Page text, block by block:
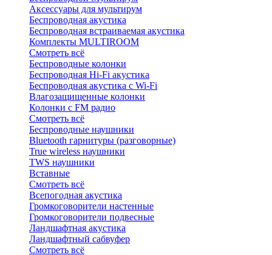
Аксессуары для мультирум
Беспроводная акустика
Беспроводная встраиваемая акустика
Комплекты MULTIROOM
Смотреть всё
Беспроводные колонки
Беспроводная Hi-Fi акустика
Беспроводная акустика с Wi-Fi
Влагозащищенные колонки
Колонки с FM радио
Смотреть всё
Беспроводные наушники
Bluetоoth гарнитуры (разговорные)
True wireless наушники
TWS наушники
Вставные
Смотреть всё
Всепогодная акустика
Громкоговорители настенные
Громкоговорители подвесные
Ландшафтная акустика
Ландшафтный сабвуфер
Смотреть всё